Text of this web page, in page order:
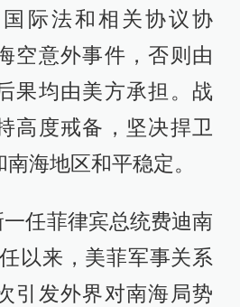
际法和相关协议协
空意外事件，否则由
果均由美方承担。战
高度戒备，坚决捍卫
海地区和平稳定。
任菲律宾总统费迪南
以来，美菲军事关系
引发外界对南海局势